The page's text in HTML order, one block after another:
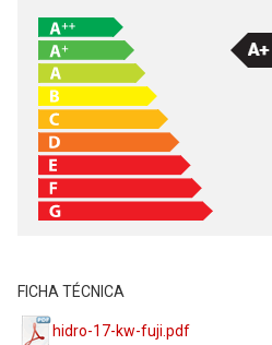
FICHA TÉCNICA
hidro-17-kw-fuji.pdf